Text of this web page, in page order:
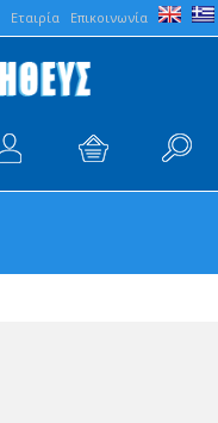
Εταιρία Επικοινωνία